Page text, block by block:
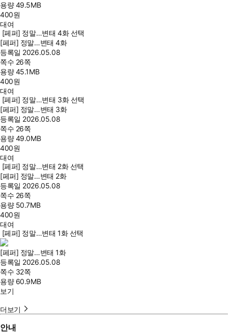
용량49.5MB
400원
대여
[페퍼] 정말…변태 4화 선택
[페퍼] 정말…변태 4화
등록일 2026.05.08
쪽수 26쪽
용량45.1MB
400원
대여
[페퍼] 정말…변태 3화 선택
[페퍼] 정말…변태 3화
등록일 2026.05.08
쪽수 26쪽
용량49.0MB
400원
대여
[페퍼] 정말…변태 2화 선택
[페퍼] 정말…변태 2화
등록일 2026.05.08
쪽수 26쪽
용량 50.7MB
400원
대여
[페퍼] 정말…변태 1화 선택
[페퍼] 정말…변태 1화
등록일 2026.05.08
쪽수 32쪽
용량 60.9MB
보기
더보기
안내